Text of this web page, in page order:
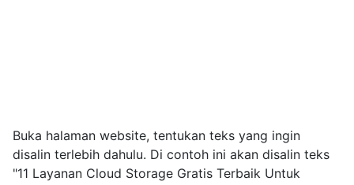
Buka halaman website, tentukan teks yang ingin
disalin terlebih dahulu. Di contoh ini akan disalin teks
"11 Layanan Cloud Storage Gratis Terbaik Untuk